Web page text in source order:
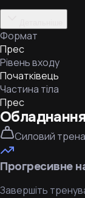
Формат
Прес
Рівень входу
Початківець
Частина тіла
Прес
Обладнання
Силовий
Прогресивне
Завершіть